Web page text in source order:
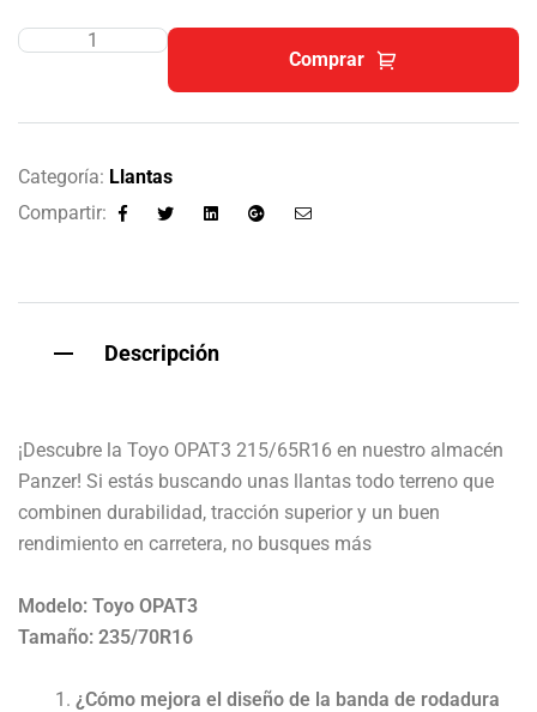
Comprar
Categoría: Llantas
Compartir:
Descripción
¡Descubre la Toyo OPAT3 215/65R16 en nuestro almacén
Panzer! Si estás buscando unas llantas todo terreno que
combinen durabilidad, tracción superior y un buen
rendimiento en carretera, no busques más
Modelo: Toyo OPAT3
Tamaño: 235/70R16
¿Cómo mejora el diseño de la banda de rodadura